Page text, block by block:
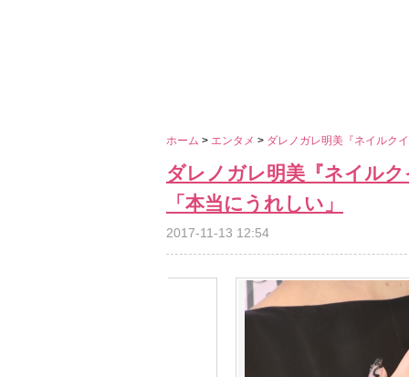
ホーム > エンタメ > ダレノガレ明美『ネイルク
ダレノガレ明美『ネイル
「本当にうれしい」
2017-11-13 12:54